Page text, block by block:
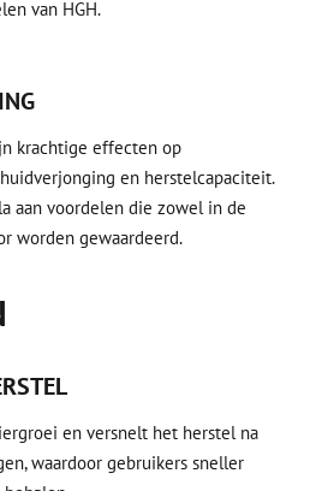
van HGH.
krachtige effecten op
en herstelcapaciteit.
aan voordelen die zowel in de
worden gewaardeerd.
en versnelt het herstel na
waardoor gebruikers sneller